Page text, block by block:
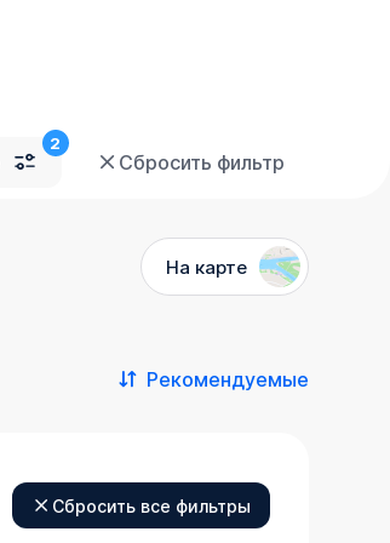
Сбросить фильтр
На карте
Рекомендуемые
Сбросить все фильтры